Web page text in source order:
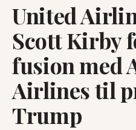
United
Scott Kirby
fusion med
Airlines til
Trump